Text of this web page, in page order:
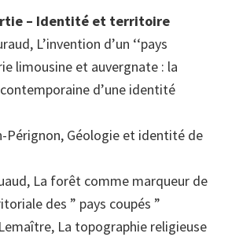
– Identité et territoire
L’invention d’un ‘‘pays
limousine et auvergnate : la
d’une identité
Pérignon, Géologie et identité de
La forêt comme marqueur de
des ” pays coupés ”
La topographie religieuse